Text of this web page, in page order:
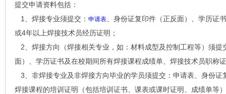
提交申请资料包括：
1、焊接专业须提交： 申请表 、身份证复印件（正反面）、学历证
或4年以上焊接技术员经历证明；
2、焊接方向（焊接相关专业，如：材料成型及控制工程等）须提
面）、学历证书及在校期间所有焊接课程成绩单、焊接技术员职称
3、非焊接专业及非焊接方向毕业的学员须提交：申请表、身份证
焊接课程的培训证明（包括培训证书、课表或课时证明、成绩单等